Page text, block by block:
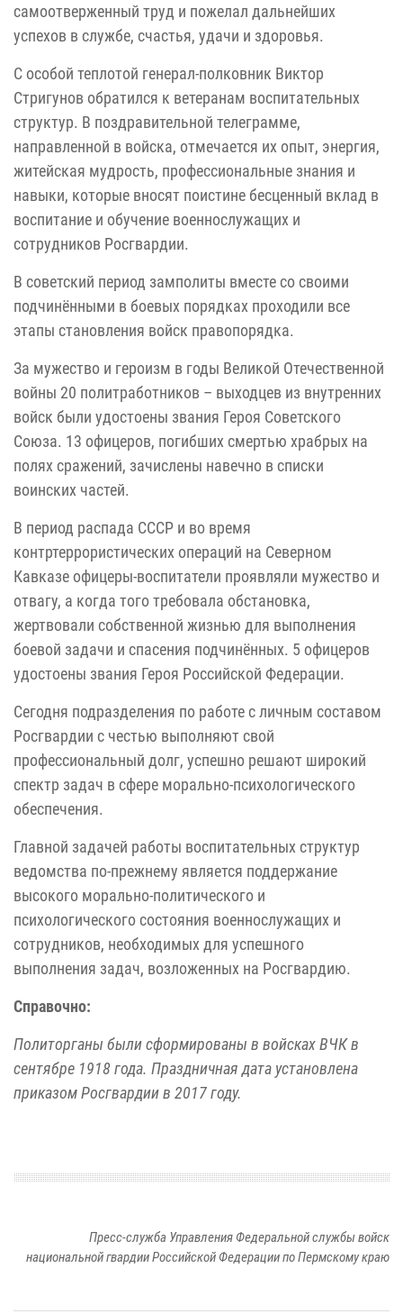
самоотверженный труд и пожелал дальнейших
успехов в службе, счастья, удачи и здоровья.
С особой теплотой генерал-полковник Виктор
Стригунов обратился к ветеранам воспитательных
структур. В поздравительной телеграмме,
направленной в войска, отмечается их опыт, энергия,
житейская мудрость, профессиональные знания и
навыки, которые вносят поистине бесценный вклад в
воспитание и обучение военнослужащих и
сотрудников Росгвардии.
В советский период замполиты вместе со своими
подчинёнными в боевых порядках проходили все
этапы становления войск правопорядка.
За мужество и героизм в годы Великой Отечественной
войны 20 политработников – выходцев из внутренних
войск были удостоены звания Героя Советского
Союза. 13 офицеров, погибших смертью храбрых на
полях сражений, зачислены навечно в списки
воинских частей.
В период распада СССР и во время
контртеррористических операций на Северном
Кавказе офицеры-воспитатели проявляли мужество и
отвагу, а когда того требовала обстановка,
жертвовали собственной жизнью для выполнения
боевой задачи и спасения подчинённых. 5 офицеров
удостоены звания Героя Российской Федерации.
Сегодня подразделения по работе с личным составом
Росгвардии с честью выполняют свой
профессиональный долг, успешно решают широкий
спектр задач в сфере морально-психологического
обеспечения.
Главной задачей работы воспитательных структур
ведомства по-прежнему является поддержание
высокого морально-политического и
психологического состояния военнослужащих и
сотрудников, необходимых для успешного
выполнения задач, возложенных на Росгвардию.
Справочно:
Политорганы были сформированы в войсках ВЧК в
сентябре 1918 года. Праздничная дата установлена
приказом Росгвардии в 2017 году.
Пресс-служба Управления Федеральной службы войск
национальной гвардии Российской Федерации по Пермскому краю